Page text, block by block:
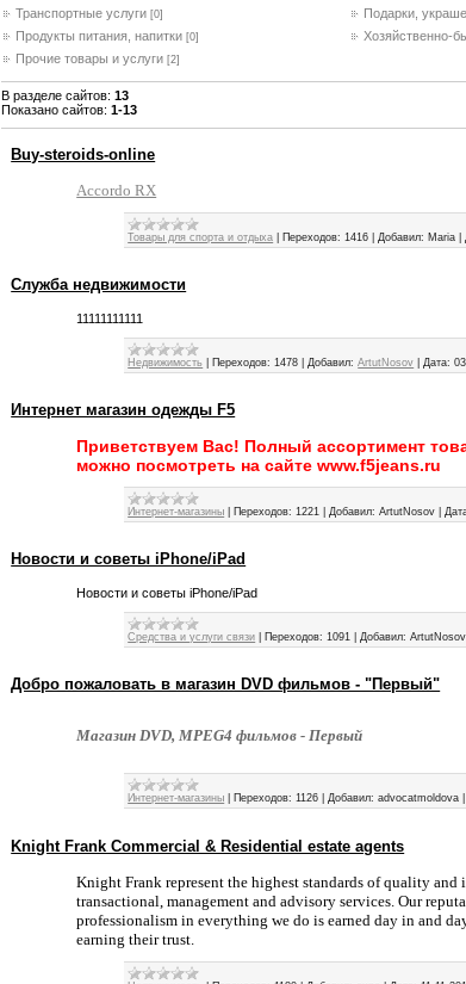
Транспортные услуги [0] Подарки,
Продукты питания, напитки [0] Хозяйственно-
Прочие товары и услуги [2]
В разделе сайтов:13
Показано сайтов:1-13
Buy-steroids-online
Accordo RX
Товары для спорта и отдыха Переходов: 1416 Добавил: Maria
Служба недвижимости
11111111111
Недвижимость Переходов: 1478 Добавил: ArtutNosov Дата:
Интернет магазин одежды F5
Приветствуем Вас! Полный ассортимент
можно посмотреть на сайте www.f5jeans.ru
Интернет-магазины Переходов: 1221 Добавил: ArtutNosov
Новости и советы iPhone/iPad
Новости и советы iPhone/iPad
Средства и услуги связи Переходов: 1091 Добавил: ArtutNosov
Добро пожаловать в магазин DVD фильмов - "Первый"
Магазин DVD, MPEG4 фильмов - Первый
Интернет-магазины Переходов: 1126 |Добавил: advocatmoldova
Knight Frank Commercial & Residential estate agents
Knight Frank represent the highest standards of quality
transactional, management and advisory services. Our
professionalism in everything we do is earned day in and
earning their trust.